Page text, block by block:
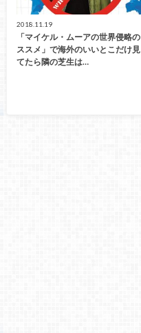
2018.11.19
「マイケル・ムーアの世界侵略の
ススメ」で海外のいいとこだけ見
てたら隣の芝生は…